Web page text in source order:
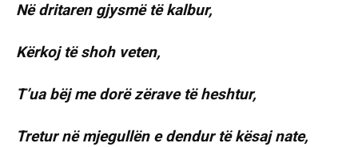
Në dritaren gjysmë të kalbur,
Kërkoj të shoh veten,
T’ua bëj me dorë zërave të heshtur,
Tretur në mjegullën e dendur të kësaj nate,